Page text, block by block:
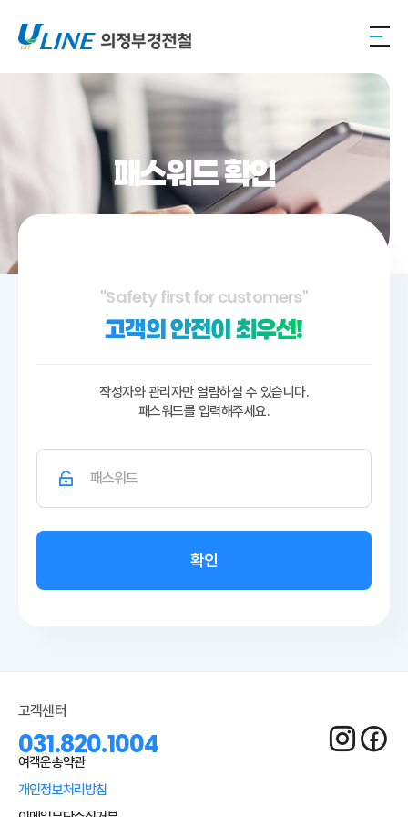
패스워드 확인
"Safety first for customers"
고객의 안전이 최우선!
작성자와 관리자만 열람하실 수 있습니다.
패스워드를 입력해주세요.
확인
고객센터
031.820.1004
여객운송약관
개인정보처리방침